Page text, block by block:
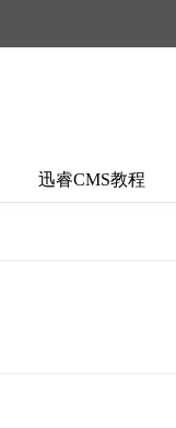
迅睿CMS教程